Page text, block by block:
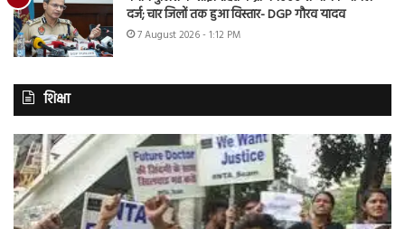
दर्ज; चार जिलों तक हुआ विस्तार- DGP गौरव यादव
7 August 2026 - 1:12 PM
शिक्षा